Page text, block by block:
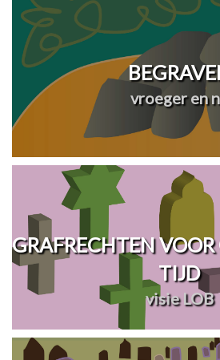
vroeger en
GRAFRECHTEN
TIJD
visie LOB